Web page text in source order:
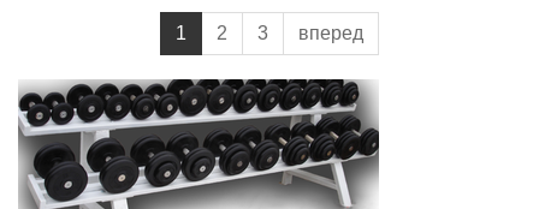
1 2 3 вперед